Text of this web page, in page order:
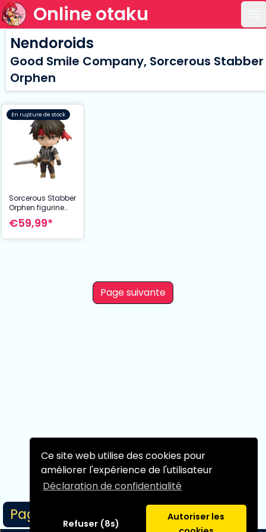
Ce site web utilise des cookies pour
améliorer l'expérience de l'utilisateur
Déclaration de confidentialité
Refuser (8s)
Autoriser les
Online otaku
Page 1/1
Nendoroids
Good Smile Company, Sorcerous Stabber
Orphen
En rupture de stock
Sorcerous Stabber
Orphen figurine
Nendoroid Orphen
10 cm
€59,99*
Page suivante